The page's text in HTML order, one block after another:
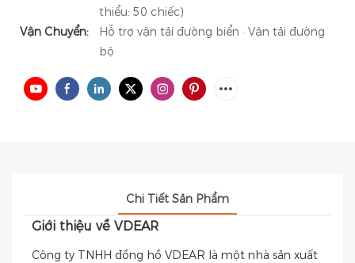
thiểu: 50 chiếc)
Vận Chuyển:
Hỗ trợ vận tải đường biển · Vận tải đường
bộ
Chi Tiết Sản Phẩm
Giới thiệu về VDEAR
Công ty TNHH đồng hồ VDEAR là một nhà sản xuất